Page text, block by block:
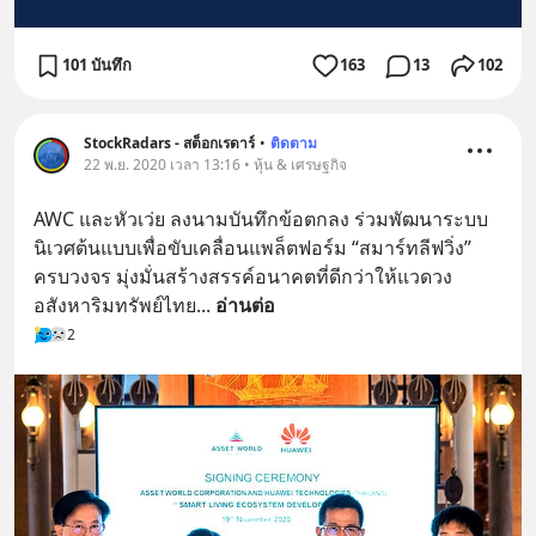
101 บันทึก 163 13 102
StockRadars - สต็อกเรดาร์ • ติดตาม
22 พ.ย. 2020 เวลา 13:16 • หุ้น & เศรษฐกิจ
AWC และหัวเว่ย ลงนามบันทึกข้อตกลง ร่วมพัฒนาระบบ
นิเวศต้นแบบเพื่อขับเคลื่อนแพล็ตฟอร์ม “สมาร์ทลีฟวิ่ง”
ครบวงจร มุ่งมั่นสร้างสรรค์อนาคตที่ดีกว่าให้แวดวง
อสังหาริมทรัพย์ไทย... อ่านต่อ
2